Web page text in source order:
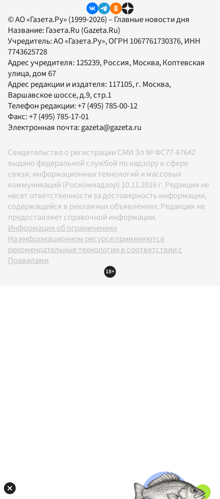
© АО «Газета.Ру» (1999-2026) – Главные новости дня
Название: Газета.Ru (Gazeta.Ru)
Учредитель:АО «Газета.Ру», ОГРН 1067761730376, ИНН
7743625728
Адрес учредителя: 125239, Россия, Москва, Коптевская
улица, дом 67
Адрес редакции и издателя: 117105, г. Москва,
Варшавское шоссе, д.9, стр.1
Телефон редакции:+7 (495) 785-00-12
Факс:+7 (495) 785-17-01
Электронная почта:gazeta@gazeta.ru
Свидетельство о регистрации СМИ Эл № ФС77-67642
выдано федеральной службой по надзору в сфере
связи, информационных технологий и массовых
коммуникаций (Роскомнадзор) 10.11.2016 г. Редакция не
несет ответственности за достоверность информации,
содержащейся в рекламных объявлениях. Редакция не
предоставляет справочной информации.
Информация об ограничениях
На информационном ресурсе применяются
рекомендательные технологии в соответствии с
Правилами
18+